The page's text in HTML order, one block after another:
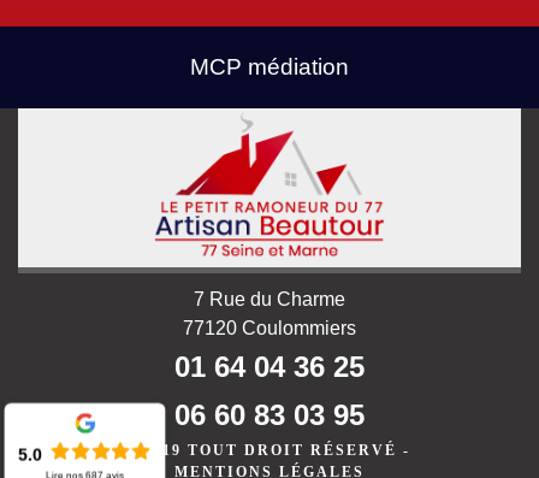
MCP médiation
7 Rue du Charme
77120 Coulommiers
01 64 04 36 25
06 60 83 03 95
©2019 TOUT DROIT RÉSERVÉ -
MENTIONS LÉGALES
5.0
Lire nos687 avis